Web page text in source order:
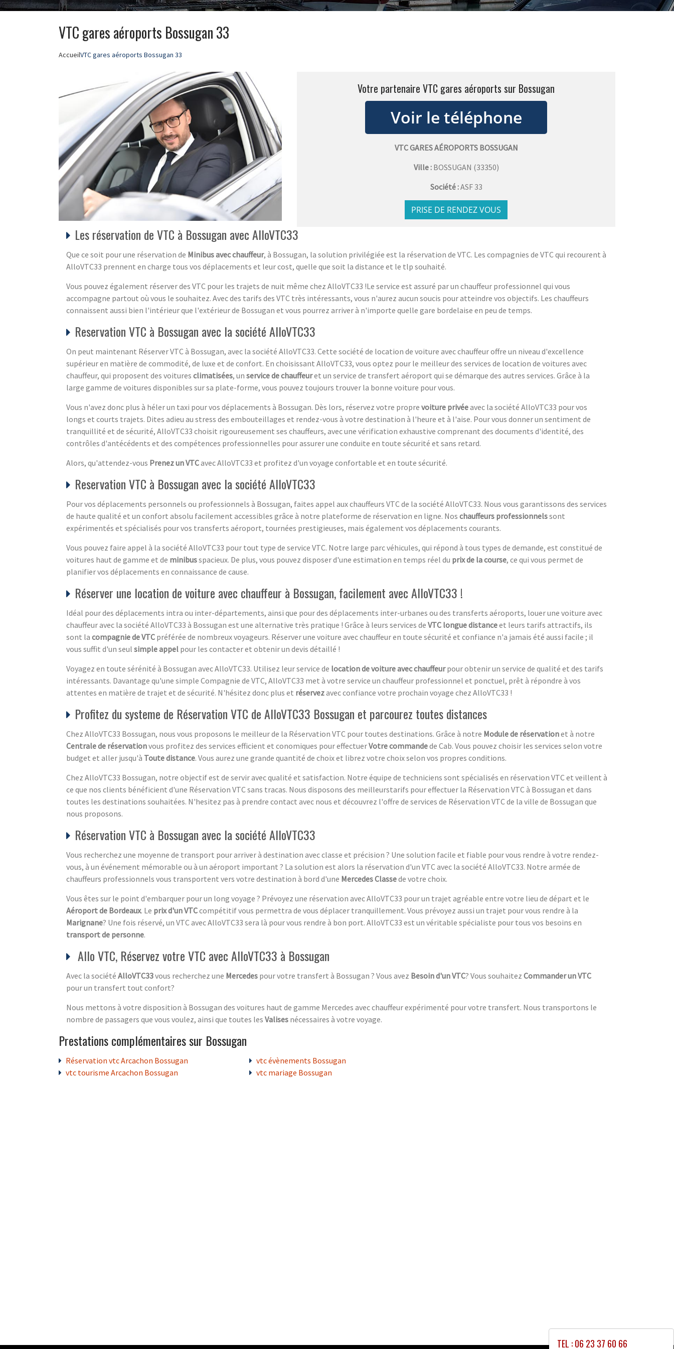
VTC gares aéroports Bossugan 33
AccueilVTC gares aéroports Bossugan 33
Votre partenaire VTC gares aéroports sur Bossugan
VTC GARES AÉROPORTS BOSSUGAN
Ville : BOSSUGAN (33350)
Société :ASF 33
PRISE DE RENDEZ VOUS
Les réservation de VTC à Bossugan avec AlloVTC33
Que ce soit pour une réservation de Minibus avec chauffeur, à Bossugan, la solution privilégiée est la réservation de VTC. Les compagnies de VTC qui recourent à
AlloVTC33 prennent en charge tous vos déplacements et leur cost, quelle que soit la distance et le tlp souhaité.
Vous pouvez également réserver des VTC pour les trajets de nuit même chez AlloVTC33 !Le service est assuré par un chauffeur professionnel qui vous
accompagne partout où vous le souhaitez. Avec des tarifs des VTC très intéressants, vous n'aurez aucun soucis pour atteindre vos objectifs. Les chauffeurs
connaissent aussi bien l'intérieur que l'extérieur de Bossugan et vous pourrez arriver à n'importe quelle gare bordelaise en peu de temps.
Reservation VTC à Bossugan avec la société AlloVTC33
On peut maintenant Réserver VTC à Bossugan, avec la société AlloVTC33. Cette société de location de voiture avec chauffeur offre un niveau d'excellence
supérieur en matière de commodité, de luxe et de confort. En choisissant AlloVTC33, vous optez pour le meilleur des services de location de voitures avec
chauffeur, qui proposent des voitures climatisées, un service de chauffeuret un service de transfert aéroport qui se démarque des autres services. Grâce à la
large gamme de voitures disponibles sur sa plate-forme, vous pouvez toujours trouver la bonne voiture pour vous.
Vous n'avez donc plus à héler un taxi pour vos déplacements à Bossugan. Dès lors, réservez votre propre voiture privéeavec la société AlloVTC33 pour vos
longs et courts trajets. Dites adieu au stress des embouteillages et rendez-vous à votre destination à l'heure et à l'aise. Pour vous donner un sentiment de
tranquillité et de sécurité, AlloVTC33 choisit rigoureusement ses chauffeurs, avec une vérification exhaustive comprenant des documents d'identité, des
contrôles d'antécédents et des compétences professionnelles pour assurer une conduite en toute sécurité et sans retard.
Alors, qu'attendez-vous Prenez un VTCavec AlloVTC33 et profitez d'un voyage confortable et en toute sécurité.
Reservation VTC à Bossugan avec la société AlloVTC33
Pour vos déplacements personnels ou professionnels à Bossugan, faites appel aux chauffeurs VTC de la société AlloVTC33. Nous vous garantissons des services
de haute qualité et un confort absolu facilement accessibles grâce à notre plateforme de réservation en ligne. Nos chauffeurs professionnelssont
expérimentés et spécialisés pour vos transferts aéroport, tournées prestigieuses, mais également vos déplacements courants.
Vous pouvez faire appel à la société AlloVTC33 pour tout type de service VTC. Notre large parc véhicules, qui répond à tous types de demande, est constitué de
voitures haut de gamme et de minibusspacieux. De plus, vous pouvez disposer d'une estimation en temps réel du prix de la course, ce qui vous permet de
planifier vos déplacements en connaissance de cause.
Réserver une location de voiture avec chauffeur à Bossugan, facilement avec AlloVTC33 !
Idéal pour des déplacements intra ou inter-départements, ainsi que pour des déplacements inter-urbanes ou des transferts aéroports, louer une voiture avec
chauffeur avec la société AlloVTC33 à Bossugan est une alternative très pratique ! Grâce à leurs services de VTC longue distanceet leurs tarifs attractifs, ils
sont la compagnie de VTC préférée de nombreux voyageurs. Réserver une voiture avec chauffeur en toute sécurité et confiance n'a jamais été aussi facile ; il
vous suffit d'un seul simple appel pour les contacter et obtenir un devis détaillé !
Voyagez en toute sérénité à Bossugan avec AlloVTC33. Utilisez leur service de location de voiture avec chauffeurpour obtenir un service de qualité et des tarifs
intéressants. Davantage qu'une simple Compagnie de VTC, AlloVTC33 met à votre service un chauffeur professionnel et ponctuel, prêt à répondre à vos
attentes en matière de trajet et de sécurité. N'hésitez donc plus et réservezavec confiance votre prochain voyage chez AlloVTC33 !
Profitez du systeme de Réservation VTC de AlloVTC33 Bossugan et parcourez toutes distances
Chez AlloVTC33 Bossugan, nous vous proposons le meilleur de la Réservation VTC pour toutes destinations. Grâce à notre Module de réservationet à notre
Centrale de réservationvous profitez des services efficient et conomiques pour effectuerVotre commandede Cab. Vous pouvez choisir les services selon votre
budget et aller jusqu'à Toute distance. Vous aurez une grande quantité de choix et librez votre choix selon vos propres conditions.
Chez AlloVTC33 Bossugan, notre objectif est de servir avec qualité et satisfaction. Notre équipe de techniciens sont spécialisés en réservation VTC et veillent à
ce que nos clients bénéficient d'une Réservation VTC sans tracas. Nous disposons des meilleurstarifs pour effectuer la Réservation VTC à Bossugan et dans
toutes les destinations souhaitées. N'hesitez pas à prendre contact avec nous et découvrez l'offre de services de Réservation VTC de la ville de Bossugan que
nous proposons.
Réservation VTC à Bossugan avec la société AlloVTC33
Vous recherchez une moyenne de transport pour arriver à destination avec classe et précision ? Une solution facile et fiable pour vous rendre à votre rendez-
vous, à un événement mémorable ou à un aéroport important ? La solution est alors la réservation d'un VTC avec la société AlloVTC33. Notre armée de
chauffeurs professionnels vous transportent vers votre destination à bord d'une Mercedes Classede votre choix.
Vous êtes sur le point d'embarquer pour un long voyage ? Prévoyez une réservation avec AlloVTC33 pour un trajet agréable entre votre lieu de départ et le
Aéroport de Bordeaux. Le prix d'un VTCcompétitif vous permettra de vous déplacer tranquillement. Vous prévoyez aussi un trajet pour vous rendre à la
Marignane? Une fois réservé, un VTC avec AlloVTC33 sera là pour vous rendre à bon port. AlloVTC33 est un véritable spécialiste pour tous vos besoins en
transport de personne.
Allo VTC, Réservez votre VTC avec AlloVTC33 à Bossugan
Avec la société AlloVTC33vous recherchez une Mercedes pour votre transfert à Bossugan ? Vous avez Besoin d'un VTC? Vous souhaitez Commander un VTC
pour un transfert tout confort?
Nous mettons à votre disposition à Bossugan des voitures haut de gamme Mercedes avec chauffeur expérimenté pour votre transfert. Nous transportons le
nombre de passagers que vous voulez, ainsi que toutes les Valises nécessaires à votre voyage.
Prestations complémentaires sur Bossugan
Réservation vtc Arcachon Bossugan
vtc tourisme Arcachon Bossugan
vtc évènements Bossugan
vtc mariage Bossugan
TEL : 06 23 37 60 66